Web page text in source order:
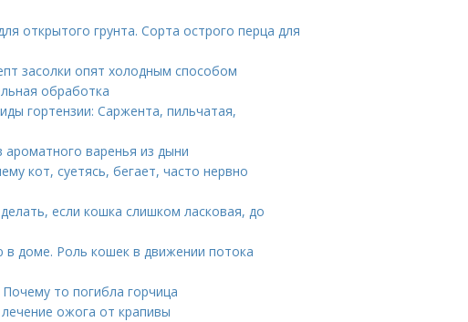
открытого грунта. Сорта острого перца для
засолки опят холодным способом
обработка
гортензии: Саржента, пильчатая,
ароматного варенья из дыни
кот, суетясь, бегает, часто нервно
если кошка слишком ласковая, до
в доме. Роль кошек в движении потока
то погибла горчица
ожога от крапивы